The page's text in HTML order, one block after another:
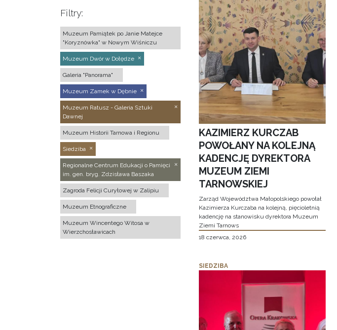
Filtry:
Muzeum Pamiątek po Janie Matejce
"Koryznówka" w Nowym Wiśniczu
Muzeum Dwór w Dołędze
Galeria "Panorama"
Muzeum Zamek w Dębnie
Muzeum Ratusz - Galeria Sztuki
Dawnej
Muzeum Historii Tarnowa i Regionu
Siedziba
Regionalne Centrum Edukacji o Pamięci
im. gen. bryg. Zdzisława Baszaka
Zagroda Felicji Curyłowej w Zalipiu
Muzeum Etnograficzne
Muzeum Wincentego Witosa w
Wierzchosławicach
KAZIMIERZ KURCZAB
POWOŁANY NA KOLEJNĄ
KADENCJĘ DYREKTORA
MUZEUM ZIEMI
TARNOWSKIEJ
Zarząd Województwa Małopolskiego powołał
Kazimierza Kurczaba na kolejną, pięcioletnią
kadencję na stanowisku dyrektora Muzeum
Ziemi Tarnows
18 czerwca, 2026
SIEDZIBA